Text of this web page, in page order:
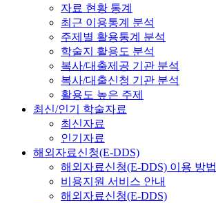
자료 현황 통계
최근 이용통계 분석
주제별 활용통계 분석
학술지 활용도 분석
복사/대출제공 기관 분석
복사/대출신청 기관 분석
활용도 높은 주제
최신/인기 학술자료
최신자료
인기자료
해외자료신청(E-DDS)
해외자료신청(E-DDS) 이용 방법
비용지원 서비스 안내
해외자료신청(E-DDS)